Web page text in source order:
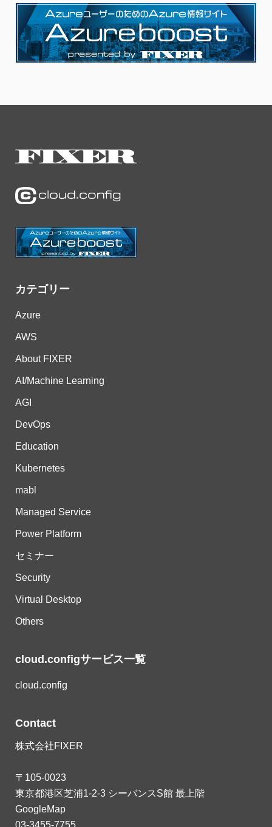
カテゴリー
Azure
AWS
About FIXER
AI/Machine Learning
AGI
DevOps
Education
Kubernetes
mabl
Managed Service
Power Platform
セミナー
Security
Virtual Desktop
Others
cloud.configサービス一覧
cloud.config
Contact
株式会社FIXER
〒105-0023
東京都港区芝浦1-2-3 シーバンスS館 最上階
GoogleMap
03-3455-7755